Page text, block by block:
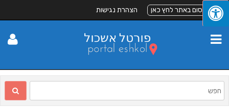
לפרסום באתר לחץ כאן הצהרת נגישות